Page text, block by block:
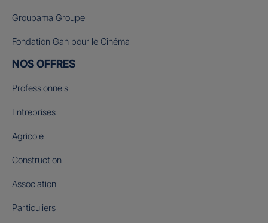
Groupama Groupe
Fondation Gan pour le Cinéma
NOS OFFRES
Professionnels
Entreprises
Agricole
Construction
Association
Particuliers